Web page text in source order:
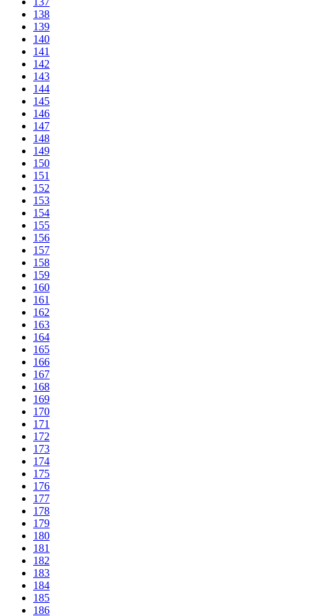
138
139
140
141
142
143
144
145
146
147
148
149
150
151
152
153
154
155
156
157
158
159
160
161
162
163
164
165
166
167
168
169
170
171
172
173
174
175
176
177
178
179
180
181
182
183
184
185
186